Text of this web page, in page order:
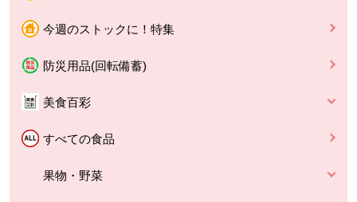
今週のストックに！特集
防災用品(回転備蓄)
美食百彩
すべての食品
果物・野菜